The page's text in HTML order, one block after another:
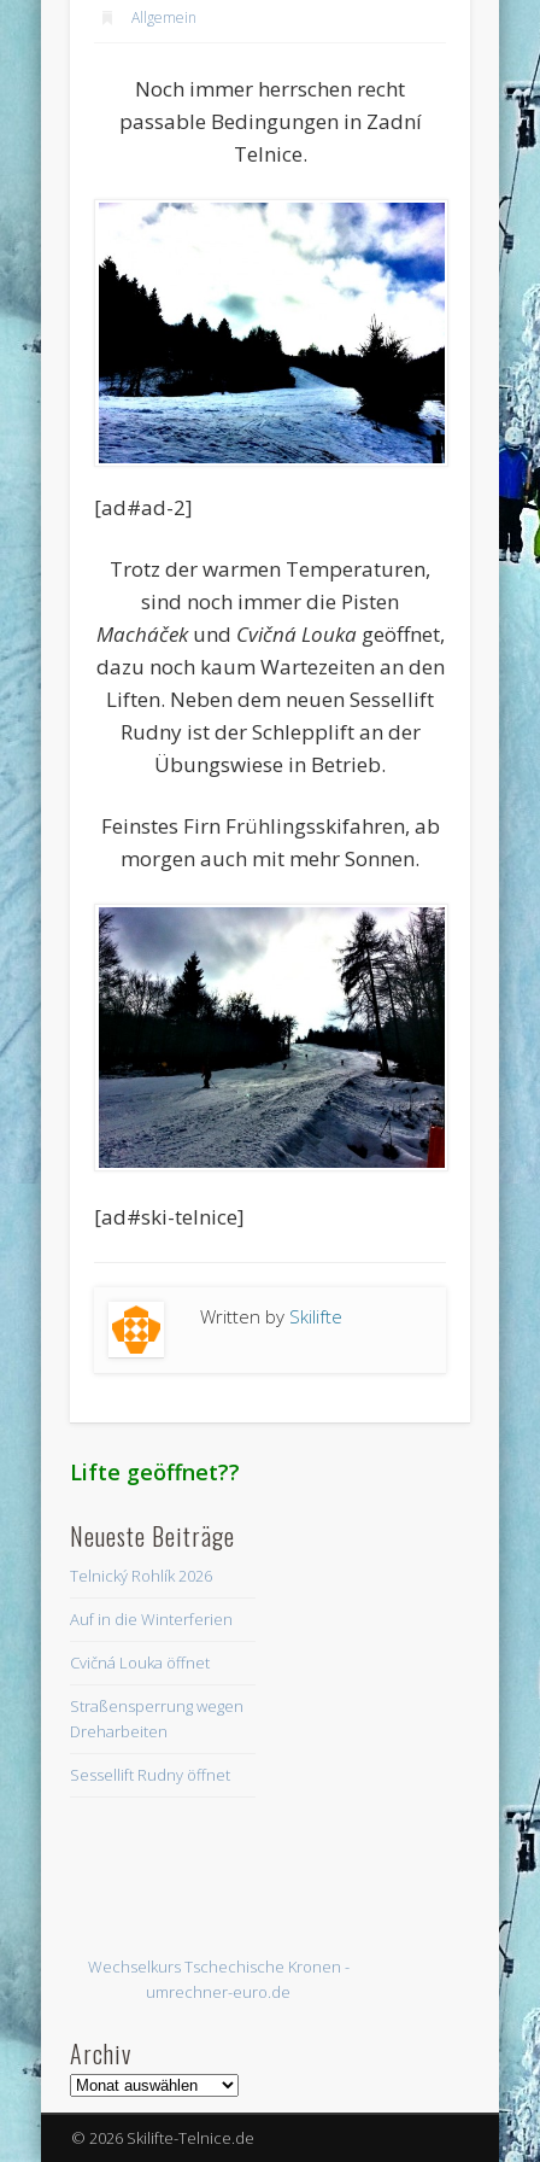
Allgemein
Noch immer herrschen recht
passable Bedingungen in Zadní
Telnice.
[ad#ad-2]
Trotz der warmen Temperaturen,
sind noch immer die Pisten
Macháčekund Cvičná Loukageöffnet,
dazu noch kaum Wartezeiten an den
Liften. Neben dem neuen Sessellift
Rudny ist der Schlepplift an der
Übungswiese in Betrieb.
Feinstes Firn Frühlingsskifahren, ab
morgen auch mit mehr Sonnen.
[ad#ski-telnice]
Written by Skilifte
Lifte geöffnet??
Neueste Beiträge
Telnický Rohlík 2026
Auf in die Winterferien
Cvičná Louka öffnet
Straßensperrung wegen
Dreharbeiten
Sessellift Rudny öffnet
Wechselkurs Tschechische Kronen -
umrechner-euro.de
Archiv
Archiv
© 2026 Skilifte-Telnice.de